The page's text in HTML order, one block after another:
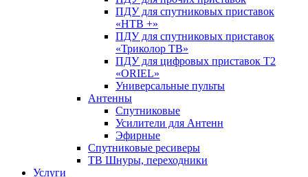
ПДУ для спутниковых приставок
«НТВ +»
ПДУ для спутниковых приставок
«Триколор ТВ»
ПДУ для цифровых приставок Т2
«ORIEL»
Универсальные пульты
Антенны
Спутниковые
Усилители для Антенн
Эфирные
Спутниковые ресиверы
ТВ Шнуры, переходники
Услуги